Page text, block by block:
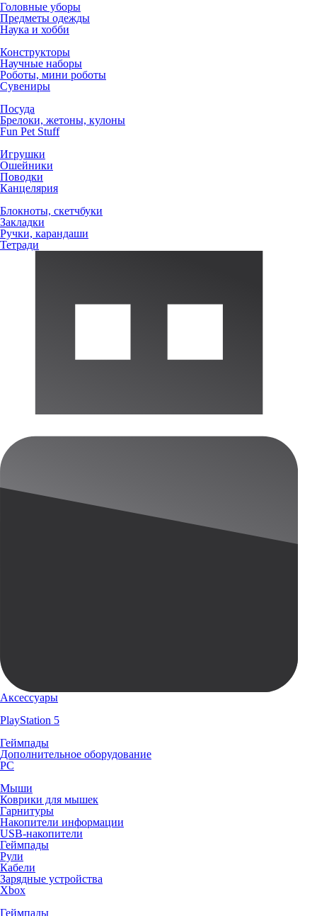
Головные уборы
Предметы одежды
Наука и хобби
Конструкторы
Научные наборы
Роботы, мини роботы
Сувениры
Посуда
Брелоки, жетоны, кулоны
Fun Pet Stuff
Игрушки
Ошейники
Поводки
Канцелярия
Блокноты, скетчбуки
Закладки
Ручки, карандаши
Тетради
Аксессуары
PlayStation 5
Геймпады
Дополнительное оборудование
PC
Мыши
Коврики для мышек
Гарнитуры
Накопители информации
USB-накопители
Геймпады
Рули
Кабели
Зарядные устройства
Xbox
Геймпады